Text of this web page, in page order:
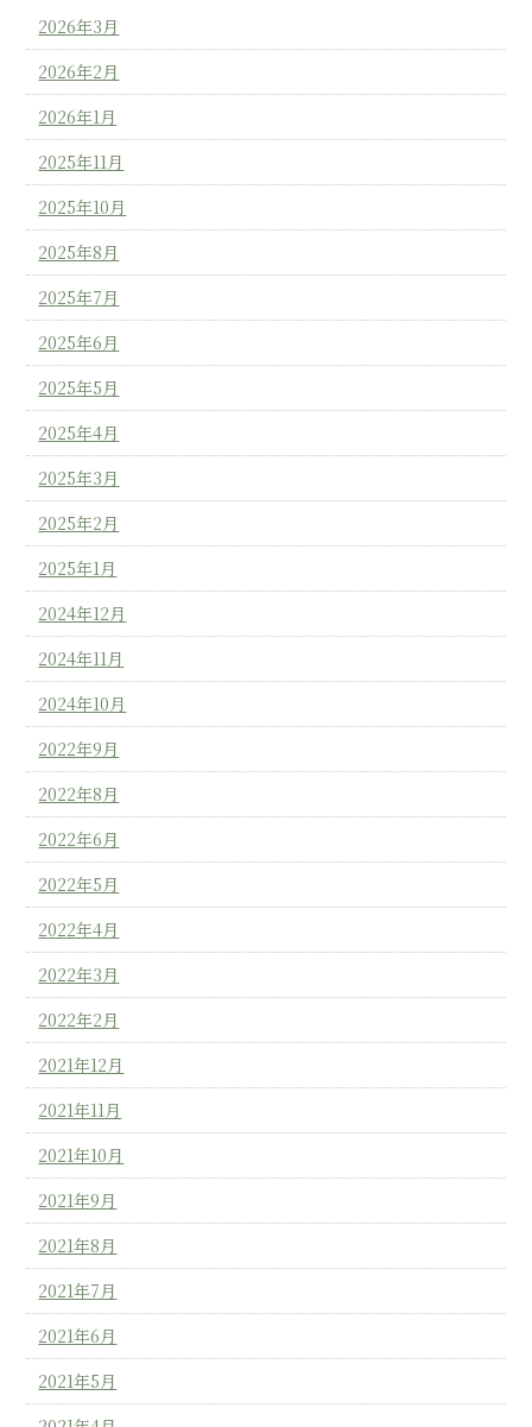
2026年3月
2026年2月
2026年1月
2025年11月
2025年10月
2025年8月
2025年7月
2025年6月
2025年5月
2025年4月
2025年3月
2025年2月
2025年1月
2024年12月
2024年11月
2024年10月
2022年9月
2022年8月
2022年6月
2022年5月
2022年4月
2022年3月
2022年2月
2021年12月
2021年11月
2021年10月
2021年9月
2021年8月
2021年7月
2021年6月
2021年5月